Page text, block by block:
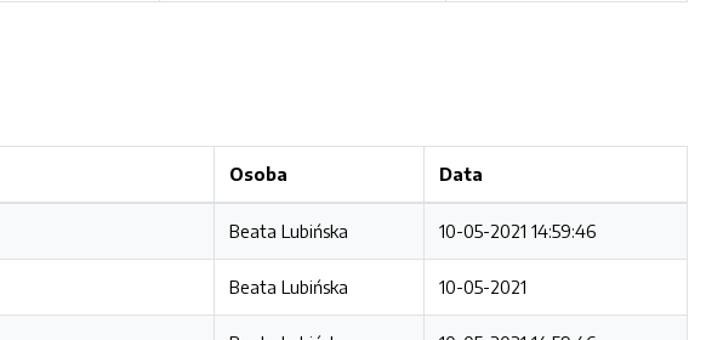
Osoba Data
Beata Lubińska 10-05-2021 14:59:46
Beata Lubińska 10-05-2021